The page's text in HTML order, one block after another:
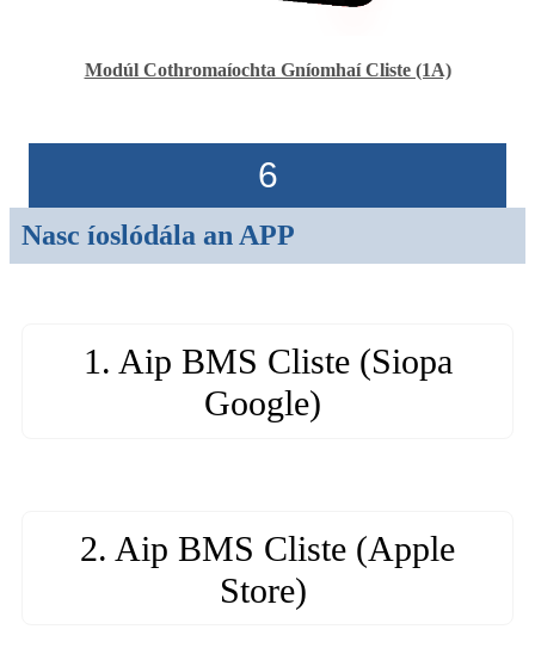
Modúl Cothromaíochta Gníomhaí Cliste (1A)
6
Nasc íoslódála an APP
1. Aip BMS Cliste (Siopa
Google)
2. Aip BMS Cliste (Apple
Store)